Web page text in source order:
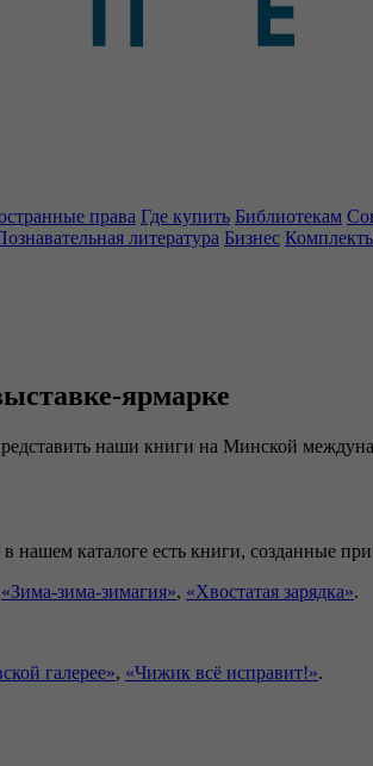
права Где купить Библиотекам
литература Бизнес
ярмарке
наши книги на Минской
нашем каталоге есть книги, созданные
«Зима-зима-зимагия», «Хвостатая зарядка».
галерее», «Чижик всё исправит!».